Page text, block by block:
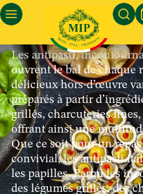
Antipasti
Les antipasti,
ouvrent le bal de
délicieux hors-d’œuvre
préparés à partir
grillés, charcuteries
offrant ainsi une
Que ce soit pour un
convivial, les antipasti
les papilles. Parmi les